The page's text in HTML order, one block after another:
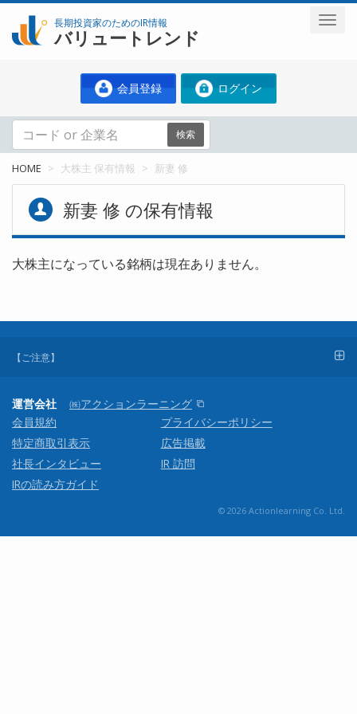
長期投資家のためのIR情報
バリュートレンド
会員登録 ログイン
検索
HOME 大株主 保有情報 新妻 修
新妻 修 の保有情報
大株主になっている銘柄は現在ありません。
【ご注意】
運営会社
㈱アクションラーニング
会員規約
プライバシーポリシー
特定商取引表示
広告掲載
社長インタビュー
IR 訪問
IRの読み方ガイド
© 2026 Actionlearning Co. Ltd.